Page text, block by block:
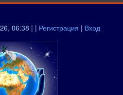
06:38 | | Регистрация | Вход